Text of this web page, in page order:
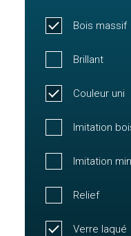
Bois massif
Brillant
Couleur uni
Imitation
Imitation
Relief
Verre laqué